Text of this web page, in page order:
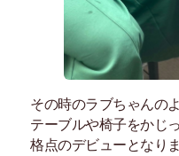
その時のラブちゃんの
テーブルや椅子をかじ
格点のデビューとなりま